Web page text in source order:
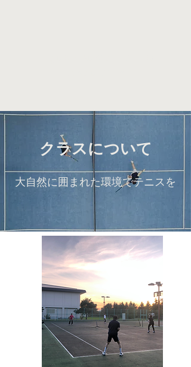
クラスについて
大自然に囲まれた環境でテニスを